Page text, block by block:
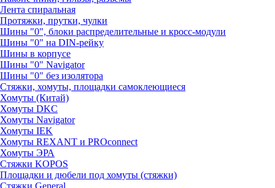
Лента спиральная
Протяжки, прутки, чулки
Шины "0", блоки распределительные и кросс-модули
Шины "0" на DIN-рейку
Шины в корпусе
Шины "0" Navigator
Шины "0" без изолятора
Стяжки, хомуты, площадки самоклеющиеся
Хомуты (Китай)
Хомуты DKC
Хомуты Navigator
Хомуты IEK
Хомуты REXANT и PROconnect
Хомуты ЭРА
Стяжки KOPOS
Площадки и дюбели под хомуты (стяжки)
Стяжки General